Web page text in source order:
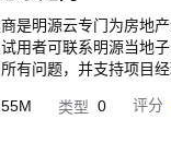
等待新的指挥者、集
是明源云专门为房地
用者可联系明源当地
有问题，并支持项目
遗漏整改、超时整改
【我们的优势】 明源云
类型 0 评分